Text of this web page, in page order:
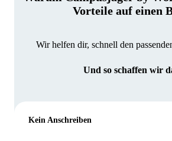
Vorteile auf einen
Wir helfen dir, schnell den
Und so schaffen wir
Kein Anschreiben